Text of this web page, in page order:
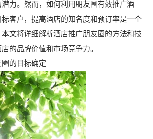
力。然而，如何利用朋友圈有效推广酒
客户，提高酒店的知名度和预订率是一个
文将详细解析酒店推广朋友圈的方法和技
的品牌价值和市场竞争力。
的目标确定